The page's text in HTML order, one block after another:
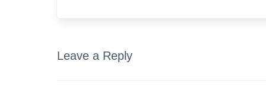
Leave a Reply